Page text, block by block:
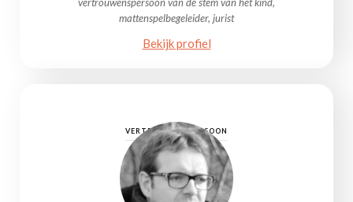
mattenspelbegeleider, jurist
Bekijk profiel
VERTROUWENSPERSOON